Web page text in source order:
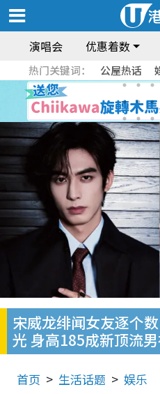
演唱会 优惠着数
热门关键词： 公屋热话
宋威龙绯闻女友逐个
光 身高185成新顶流
首页 生活话题 娱乐